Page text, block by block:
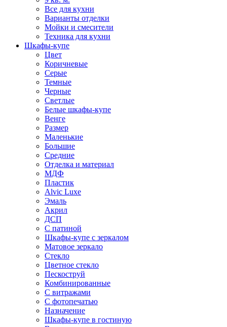
Все для кухни
Варианты отделки
Мойки и смесители
Техника для кухни
Шкафы-купе
Цвет
Коричневые
Серые
Темные
Черные
Светлые
Белые шкафы-купе
Венге
Размер
Маленькие
Большие
Средние
Отделка и материал
МДФ
Пластик
Alvic Luxe
Эмаль
Акрил
ДСП
С патиной
Шкафы-купе с зеркалом
Матовое зеркало
Стекло
Цветное стекло
Пескоструй
Комбинированные
С витражами
С фотопечатью
Назначение
Шкафы-купе в гостиную